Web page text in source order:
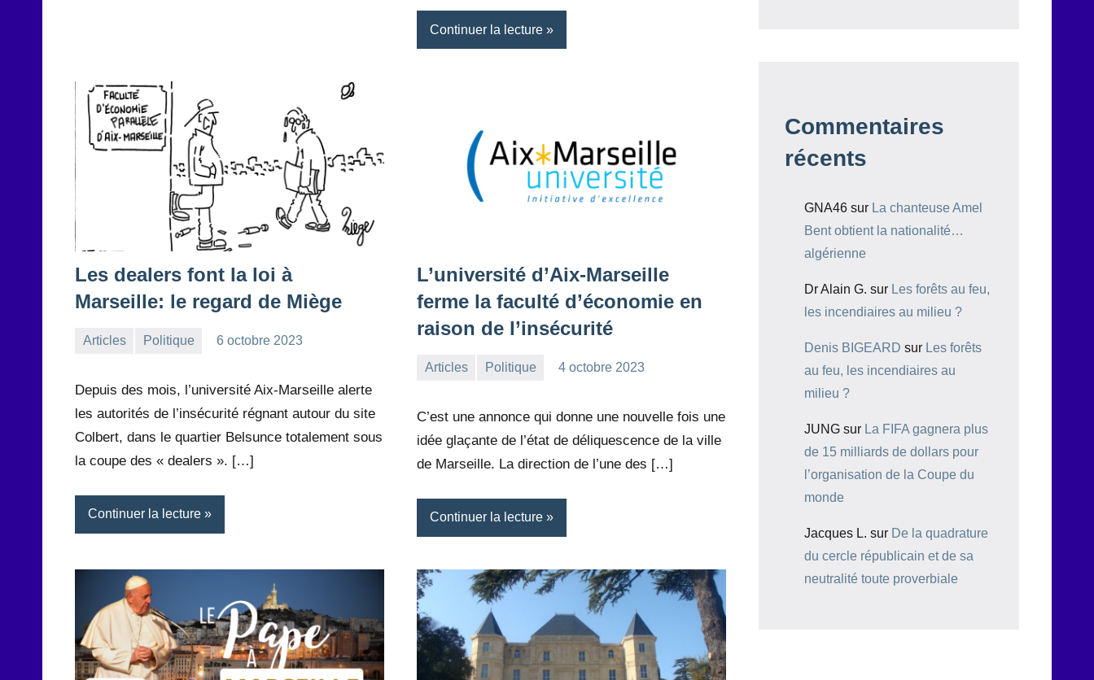
Continuer la lecture
Les dealers font la loi à
Marseille: le regard de Miège
Articles Politique
6 octobre 2023
Depuis des mois, l’université Aix-Marseille alerte
les autorités de l’insécurité régnant autour du site
Colbert, dans le quartier Belsunce totalement sous
la coupe des « dealers ». […]
Continuer la lecture
L’université d’Aix-Marseille
ferme la faculté d’économie en
raison de l’insécurité
Articles Politique
4 octobre 2023
C’est une annonce qui donne une nouvelle fois une
idée glaçante de l’état de déliquescence de la ville
de Marseille. La direction de l’une des […]
Continuer la lecture
Commentaires
récents
GNA46 sur La chanteuse Amel
Bent obtient la nationalité…
algérienne
Dr Alain G. sur Les forêts au feu,
les incendiaires au milieu ?
Denis BIGEARD sur Les forêts
au feu, les incendiaires au
milieu ?
JUNG sur La FIFA gagnera plus
de 15 milliards de dollars pour
l’organisation de la Coupe du
monde
Jacques L. sur De la quadrature
du cercle républicain et de sa
neutralité toute proverbiale